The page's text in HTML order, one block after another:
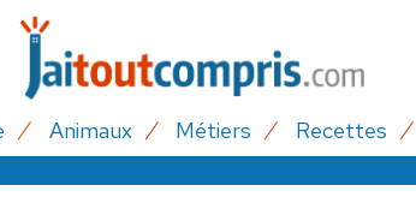
Animaux Métiers Recettes